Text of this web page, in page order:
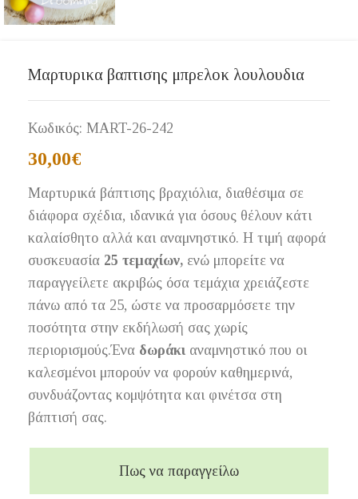
Μαρτυρικα βαπτισης μπρελοκ λουλουδια
Κωδικός: MART-26-242
30,00€
Μαρτυρικά βάπτισης βραχιόλια, διαθέσιμα σε
διάφορα σχέδια, ιδανικά για όσους θέλουν κάτι
καλαίσθητο αλλά και αναμνηστικό. Η τιμή αφορά
συσκευασία 25 τεμαχίων, ενώ μπορείτε να
παραγγείλετε ακριβώς όσα τεμάχια χρειάζεστε
πάνω από τα 25, ώστε να προσαρμόσετε την
ποσότητα στην εκδήλωσή σας χωρίς
περιορισμούς.Ένα δωράκι αναμνηστικό που οι
καλεσμένοι μπορούν να φορούν καθημερινά,
συνδυάζοντας κομψότητα και φινέτσα στη
βάπτισή σας.
Πως να παραγγείλω